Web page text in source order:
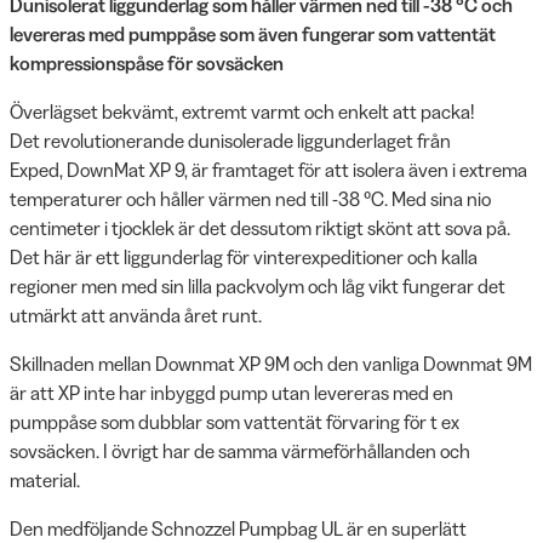
levereras med pumppåse som även fungerar som vattentät
kompressionspåse för sovsäcken
Överlägset bekvämt, extremt varmt och enkelt att packa!
Det revolutionerande dunisolerade liggunderlaget från
Exped, DownMat XP 9, är framtaget för att isolera även i extrema
temperaturer och håller värmen ned till -38 °C. Med sina nio
centimeter i tjocklek är det dessutom riktigt skönt att sova på.
Det här är ett liggunderlag för vinterexpeditioner och kalla
regioner men med sin lilla packvolym och låg vikt fungerar det
utmärkt att använda året runt.
Skillnaden mellan Downmat XP 9M och den vanliga Downmat 9M
är att XP inte har inbyggd pump utan levereras med en
pumppåse som dubblar som vattentät förvaring för t ex
sovsäcken. I övrigt har de samma värmeförhållanden och
material.
Den medföljande Schnozzel Pumpbag UL är en superlätt